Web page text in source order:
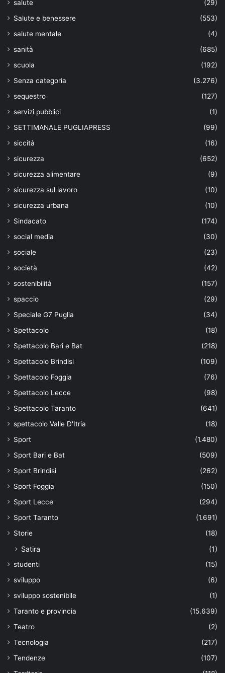
salute
(29)
Salute e benessere
(553)
salute mentale
(4)
sanità
(685)
scuola
(192)
Senza categoria
(3.276)
sequestro
(127)
servizi pubblici
(1)
SETTIMANALE PUGLIAPRESS
(99)
siccità
(16)
sicurezza
(652)
sicurezza alimentare
(9)
sicurezza sul lavoro
(10)
sicurezza urbana
(10)
Sindacato
(174)
social media
(30)
sociale
(23)
società
(42)
sostenibilità
(157)
spaccio
(29)
Speciale G7 Puglia
(34)
Spettacolo
(18)
Spettacolo Bari e Bat
(218)
Spettacolo Brindisi
(109)
Spettacolo Foggia
(76)
Spettacolo Lecce
(98)
Spettacolo Taranto
(641)
spettacolo Valle D'Itria
(18)
Sport
(1.480)
Sport Bari e Bat
(509)
Sport Brindisi
(262)
Sport Foggia
(150)
Sport Lecce
(294)
Sport Taranto
(1.691)
Storie
(18)
Satira (1)
studenti
(15)
sviluppo
(6)
sviluppo sostenibile
(1)
Taranto e provincia
(15.639)
Teatro
(2)
Tecnologia
(217)
Tendenze
(107)